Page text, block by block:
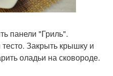
панели "Гриль".
Закрыть крышку и
оладьи на сковороде.